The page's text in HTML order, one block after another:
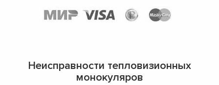
Неисправности тепловизионных
монокуляров